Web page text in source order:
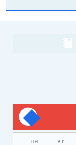
пн вт